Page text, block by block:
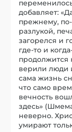
добавляет:
прежнему,
разлукой,
загорелся и
где-то и
продолжится
верили люди
сама жизнь
что само
вечность
здесь»
неверно.
умирают